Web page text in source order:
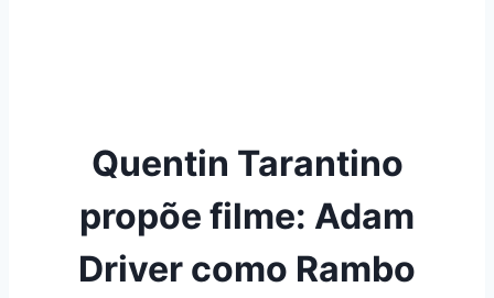
Quentin Tarantino
propõe filme: Adam
Driver como Rambo